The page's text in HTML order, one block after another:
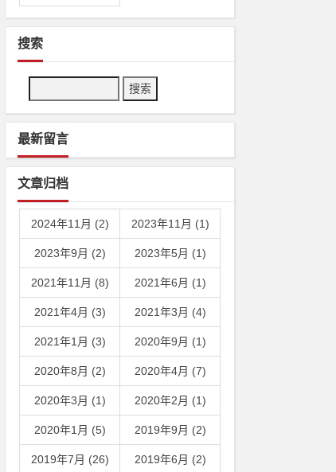
搜索
最新留言
文章归档
2024年11月 (2) 2023年11月 (1)
2023年9月 (2) 2023年5月 (1)
2021年11月 (8) 2021年6月 (1)
2021年4月 (3) 2021年3月 (4)
2021年1月 (3) 2020年9月 (1)
2020年8月 (2) 2020年4月 (7)
2020年3月 (1) 2020年2月 (1)
2020年1月 (5) 2019年9月 (2)
2019年7月 (26) 2019年6月 (2)